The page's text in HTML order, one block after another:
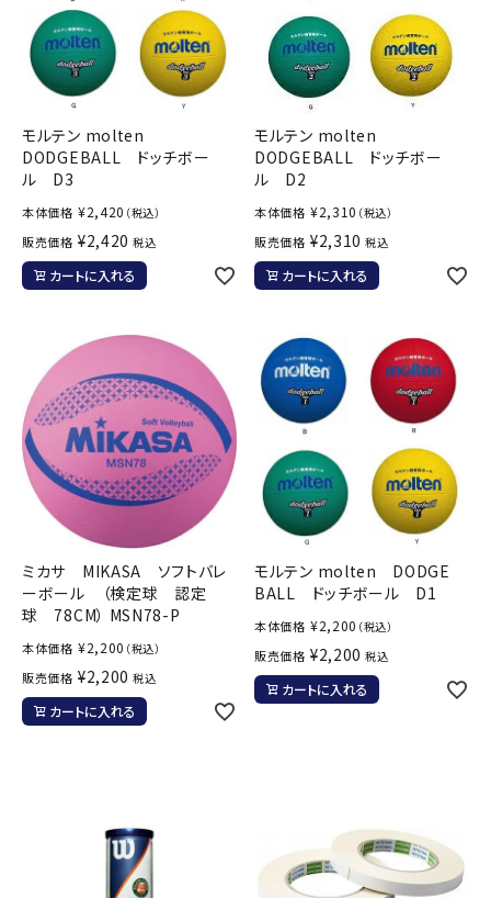
モルテン molten
DODGEBALL ドッチボー
ル D3
本体価格 ¥2,420 （税込）
販売価格 ¥2,420 税込
カートに入れる
モルテン molten
DODGEBALL ドッチボー
ル D2
本体価格 ¥2,310 （税込）
販売価格 ¥2,310 税込
カートに入れる
ミカサ MIKASA ソフトバレ
ーボール （検定球 認定
球 78CM） MSN78-P
本体価格 ¥2,200 （税込）
販売価格 ¥2,200 税込
カートに入れる
モルテン molten DODGE
BALL ドッチボール D1
本体価格 ¥2,200 （税込）
販売価格 ¥2,200 税込
カートに入れる